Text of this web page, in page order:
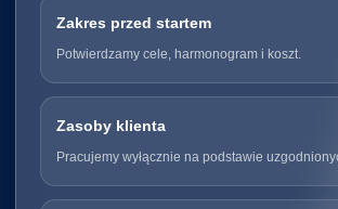
Zakres przed startem
Potwierdzamy cele, harmonogram i koszt.
Zasoby klienta
Pracujemy wyłącznie na podstawie